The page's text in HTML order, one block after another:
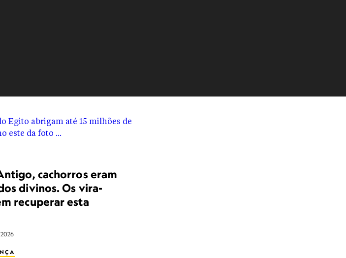
cachorros eram
divinos. Os vira-
recuperar esta